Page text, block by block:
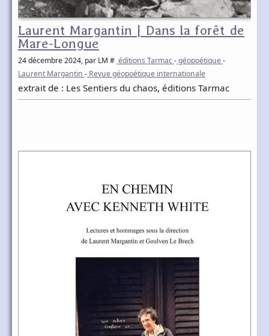
Laurent Margantin | Dans la forêt de
Mare-Longue
24 décembre 2024, par LM # éditions Tarmac-géopoétique-
Laurent Margantin - Revue géopoétique internationale
extrait de : Les Sentiers du chaos, éditions Tarmac